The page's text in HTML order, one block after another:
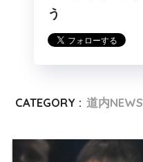
う
CATEGORY : 道内NEWS